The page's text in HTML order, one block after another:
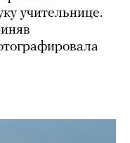
учительнице.